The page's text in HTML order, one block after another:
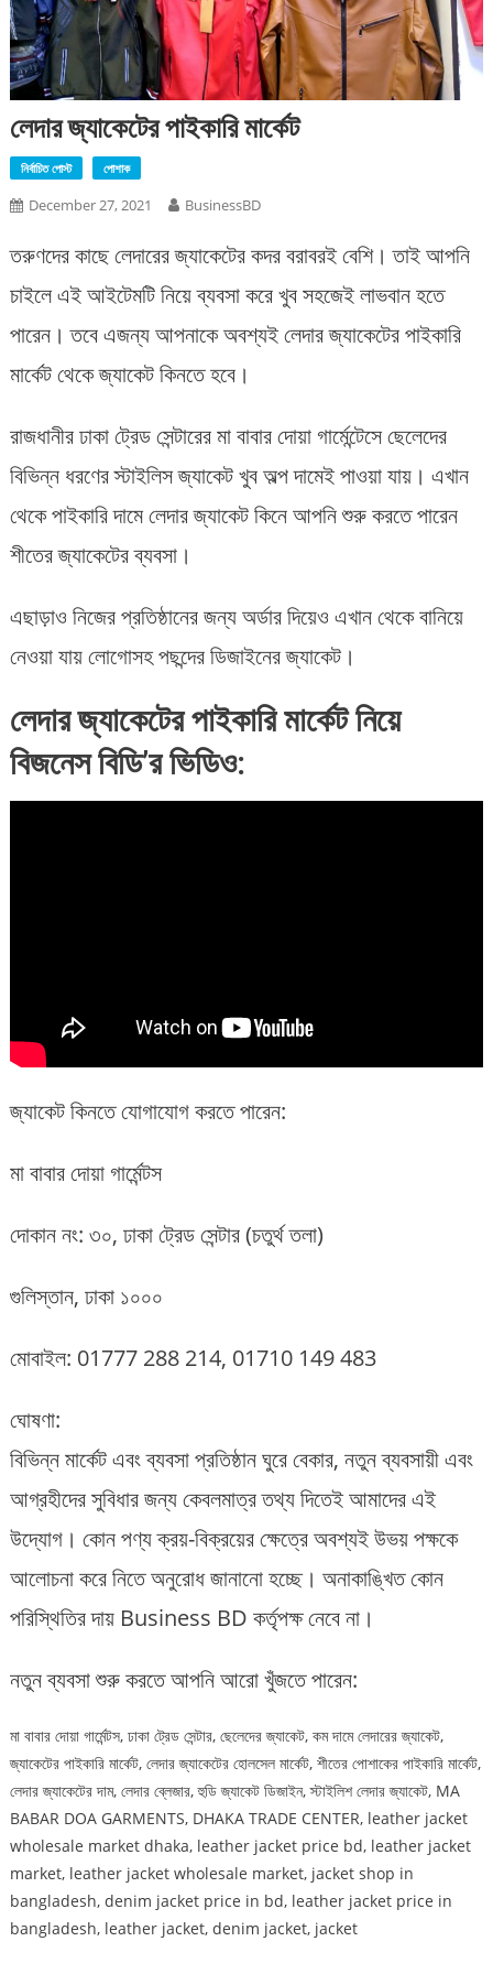
লেদার জ্যাকেটের পাইকারি মার্কেট
নির্বাচিত পোস্ট পোশাক
December 27, 2021 BusinessBD
তরুণদের কাছে লেদারের জ্যাকেটের কদর বরাবরই বেশি। তাই আপনি
চাইলে এই আইটেমটি নিয়ে ব্যবসা করে খুব সহজেই লাভবান হতে
পারেন। তবে এজন্য আপনাকে অবশ্যই লেদার জ্যাকেটের পাইকারি
মার্কেট থেকে জ্যাকেট কিনতে হবে।
রাজধানীর ঢাকা ট্রেড সেন্টারের মা বাবার দোয়া গার্মেন্টেসে ছেলেদের
বিভিন্ন ধরণের স্টাইলিস জ্যাকেট খুব অল্প দামেই পাওয়া যায়। এখান
থেকে পাইকারি দামে লেদার জ্যাকেট কিনে আপনি শুরু করতে পারেন
শীতের জ্যাকেটের ব্যবসা।
এছাড়াও নিজের প্রতিষ্ঠানের জন্য অর্ডার দিয়েও এখান থেকে বানিয়ে
নেওয়া যায় লোগোসহ পছন্দের ডিজাইনের জ্যাকেট।
লেদার জ্যাকেটের পাইকারি মার্কেট নিয়ে
বিজনেস বিডি’র ভিডিও:
জ্যাকেট কিনতে যোগাযোগ করতে পারেন:
মা বাবার দোয়া গার্মেন্টস
দোকান নং: ৩০, ঢাকা ট্রেড সেন্টার (চতুর্থ তলা)
গুলিস্তান, ঢাকা ১০০০
মোবাইল: 01777 288 214, 01710 149 483
ঘোষণা:
বিভিন্ন মার্কেট এবং ব্যবসা প্রতিষ্ঠান ঘুরে বেকার, নতুন ব্যবসায়ী এবং
আগ্রহীদের সুবিধার জন্য কেবলমাত্র তথ্য দিতেই আমাদের এই
উদ্যোগ। কোন পণ্য ক্রয়-বিক্রয়ের ক্ষেত্রে অবশ্যই উভয় পক্ষকে
আলোচনা করে নিতে অনুরোধ জানানো হচ্ছে। অনাকাঙ্খিত কোন
পরিস্থিতির দায় Business BD কর্তৃপক্ষ নেবে না।
নতুন ব্যবসা শুরু করতে আপনি আরো খুঁজতে পারেন:
মা বাবার দোয়া গার্মেন্টস, ঢাকা ট্রেড সেন্টার, ছেলেদের জ্যাকেট, কম দামে লেদারের জ্যাকেট,
জ্যাকেটের পাইকারি মার্কেট, লেদার জ্যাকেটের হোলসেল মার্কেট, শীতের পোশাকের পাইকারি মার্কেট,
লেদার জ্যাকেটের দাম, লেদার ব্লেজার, হুডি জ্যাকেট ডিজাইন, স্টাইলিশ লেদার জ্যাকেট, MA
BABAR DOA GARMENTS, DHAKA TRADE CENTER, leather jacket
wholesale market dhaka, leather jacket price bd, leather jacket
market, leather jacket wholesale market, jacket shop in
bangladesh, denim jacket price in bd, leather jacket price in
bangladesh, leather jacket, denim jacket, jacket